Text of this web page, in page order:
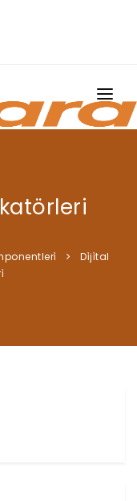
Di̇ji̇tal